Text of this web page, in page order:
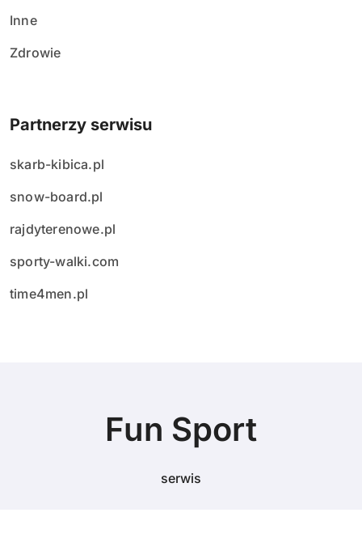
Inne
Zdrowie
Partnerzy serwisu
skarb-kibica.pl
snow-board.pl
rajdyterenowe.pl
sporty-walki.com
time4men.pl
Fun Sport
serwis